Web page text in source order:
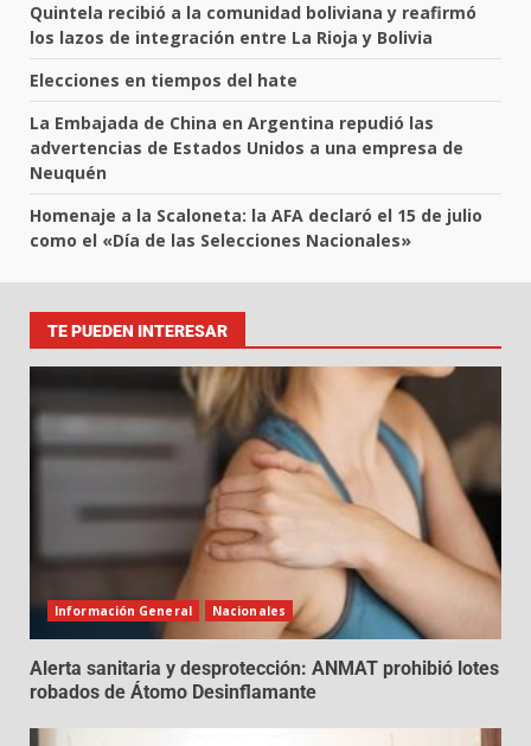
Quintela recibió a la comunidad boliviana y reafirmó
los lazos de integración entre La Rioja y Bolivia
Elecciones en tiempos del hate
La Embajada de China en Argentina repudió las
advertencias de Estados Unidos a una empresa de
Neuquén
Homenaje a la Scaloneta: la AFA declaró el 15 de julio
como el «Día de las Selecciones Nacionales»
TE PUEDEN INTERESAR
Información General Nacionales
Alerta sanitaria y desprotección: ANMAT prohibió lotes
robados de Átomo Desinflamante